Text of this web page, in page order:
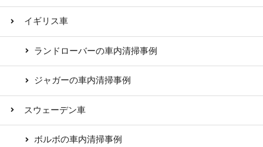
イギリス車
ランドローバーの車内清掃事例
ジャガーの車内清掃事例
スウェーデン車
ボルボの車内清掃事例